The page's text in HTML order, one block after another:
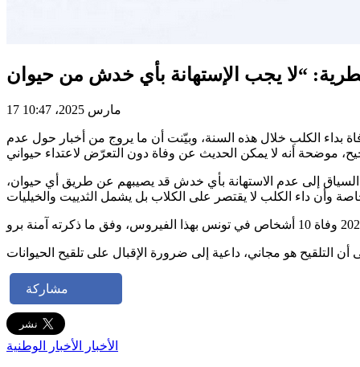
17 مارس 2025، 10:47
بداء الكلب خلال هذه السنة، وبيّنت أن ما يروج من أخبار حول عدم
إلى عدم الاستهانة بأي خدش قد يصيبهم عن طريق أي حيوان،
مشاركة
الأخبار الأخبار الوطنية